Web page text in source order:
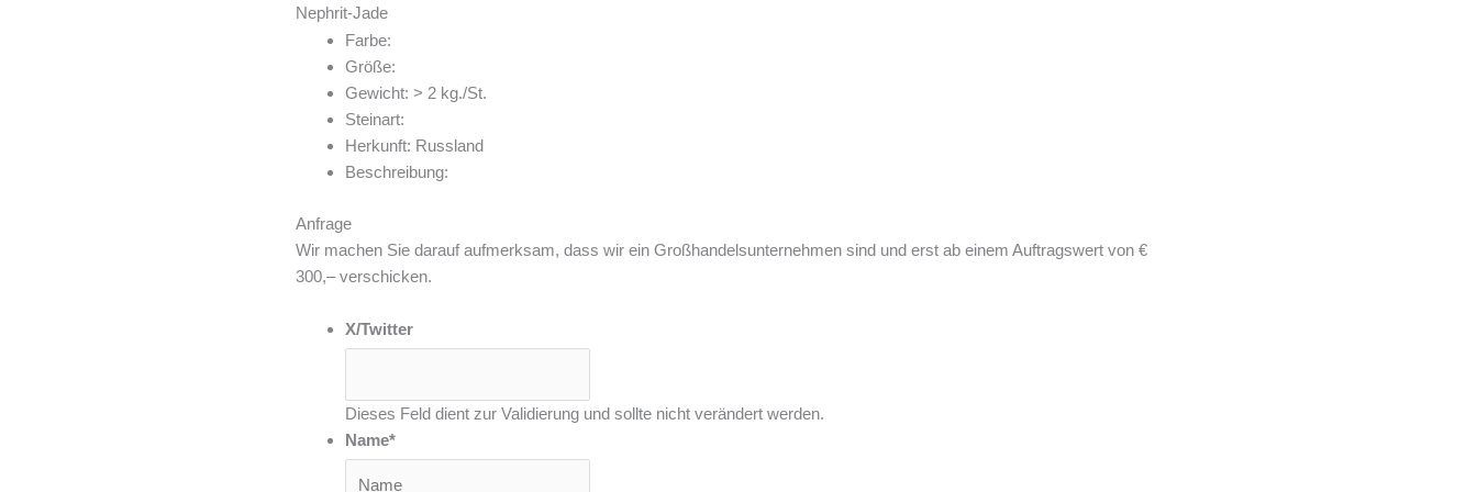
Nephrit-Jade
Farbe:
Größe:
Gewicht: > 2 kg./St.
Steinart:
Herkunft: Russland
Beschreibung:
Anfrage
Wir machen Sie darauf aufmerksam, dass wir ein Großhandelsunternehmen sind und erst ab einem Auftragswert von €
300,– verschicken.
X/Twitter
Dieses Feld dient zur Validierung und sollte nicht verändert werden.
Name*